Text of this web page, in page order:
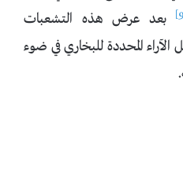
بعد عرض هذه التشعبات
الآراء المحددة للبخاري في ضوء